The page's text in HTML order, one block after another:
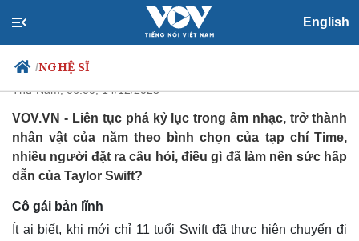
English
/NGHỆ SĨ
Chính trị
Đảng
Quốc hội
Nhận diện sự thật
Xã hội
Dấu ấn VOV
Vì sao Taylor Swift được cả thế
giới yêu mến?
Thứ Năm, 06:00, 14/12/2023
VOV.VN - Liên tục phá kỷ lục trong âm nhạc, trở thành
nhân vật của năm theo bình chọn của tạp chí Time,
nhiều người đặt ra câu hỏi, điều gì đã làm nên sức hấp
dẫn của Taylor Swift?
Cô gái bản lĩnh
Ít ai biết, khi mới chỉ 11 tuổi Swift đã thực hiện chuyến đi